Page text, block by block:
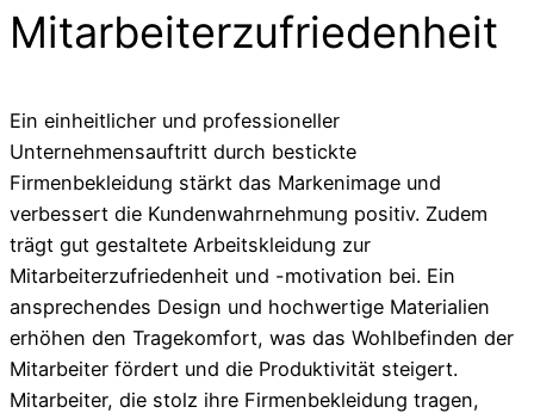
Mitarbeiterzufriedenheit
Ein einheitlicher und professioneller
Unternehmensauftritt durch bestickte
Firmenbekleidung stärkt das Markenimage und
verbessert die Kundenwahrnehmung positiv. Zudem
trägt gut gestaltete Arbeitskleidung zur
Mitarbeiterzufriedenheit und -motivation bei. Ein
ansprechendes Design und hochwertige Materialien
erhöhen den Tragekomfort, was das Wohlbefinden der
Mitarbeiter fördert und die Produktivität steigert.
Mitarbeiter, die stolz ihre Firmenbekleidung tragen,